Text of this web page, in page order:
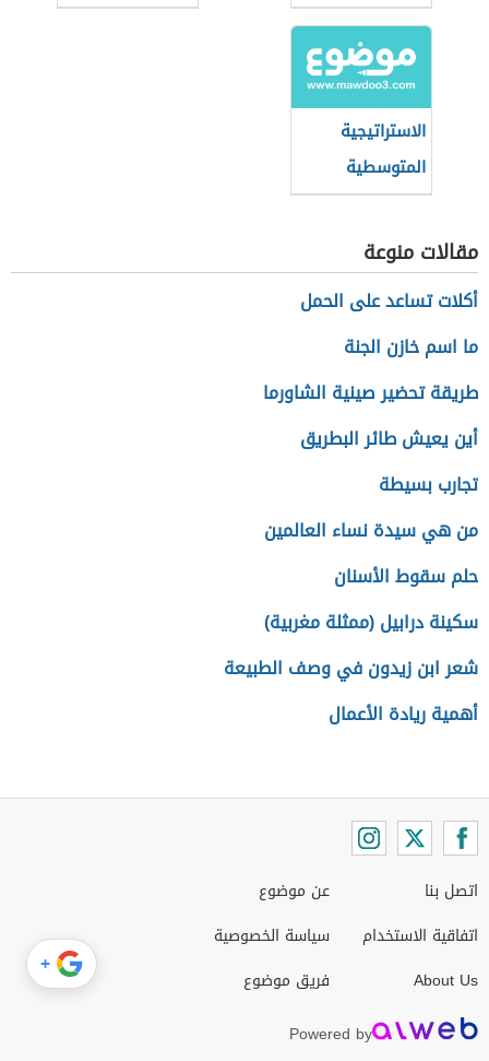
السعودي
بعدها الاجتماعي
الاستراتيجية
المتوسطية
للتنمية
المستدامة
مقالات منوعة
أكلات تساعد على الحمل
ما اسم خازن الجنة
طريقة تحضير صينية الشاورما
أين يعيش طائر البطريق
تجارب بسيطة
من هي سيدة نساء العالمين
حلم سقوط الأسنان
سكينة درابيل (ممثلة مغربية)
شعر ابن زيدون في وصف الطبيعة
أهمية ريادة الأعمال
اتصل بنا
اتفاقية الاستخدام
About Us
عن موضوع
سياسة الخصوصية
فريق موضوع
Powered by
+